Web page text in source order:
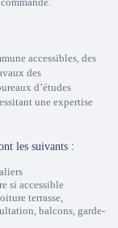
accessibles, des
des
d’études
une expertise
les suivants :
si accessible
terrasse,
balcons, garde-